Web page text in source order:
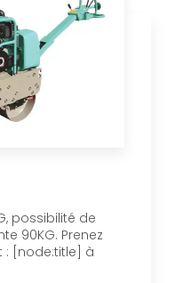
possibilité de
90KG. Prenez
: [node:title] à